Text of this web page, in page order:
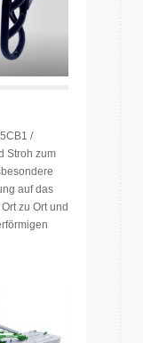
/
Stroh zum
auf das
zu Ort und